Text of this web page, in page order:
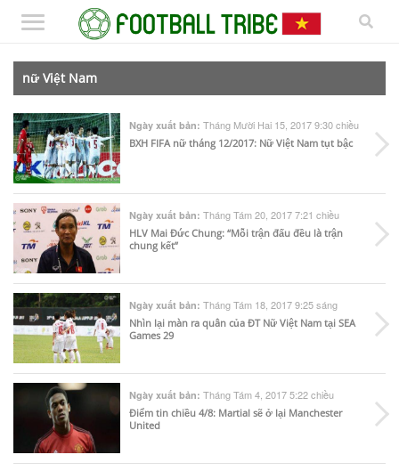
nữ Việt Nam
Ngày xuất bản: Tháng Mười Hai 15, 2017 9:30 chiều
BXH FIFA nữ tháng 12/2017: Nữ Việt Nam tụt bậc
Ngày xuất bản: Tháng Tám 20, 2017 7:21 chiều
HLV Mai Đức Chung: “Mỗi trận đấu đều là trận
chung kết”
Ngày xuất bản: Tháng Tám 18, 2017 9:25 sáng
Nhìn lại màn ra quân của ĐT Nữ Việt Nam tại SEA
Games 29
Ngày xuất bản: Tháng Tám 4, 2017 5:22 chiều
Điểm tin chiều 4/8: Martial sẽ ở lại Manchester
United